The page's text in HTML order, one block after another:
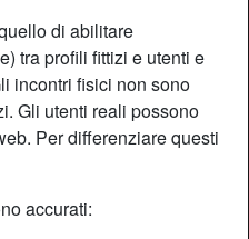
di abilitare
tra profili fittizi e utenti e
incontri fisici non sono
Gli utenti reali possono
Per differenziare questi
accurati:
chatChatta adesso